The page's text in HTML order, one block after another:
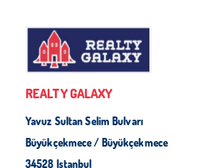
REALTY GALAXY
Yavuz Sultan Selim Bulvarı
Büyükçekmece / Büyükçekmece
34528 Istanbul